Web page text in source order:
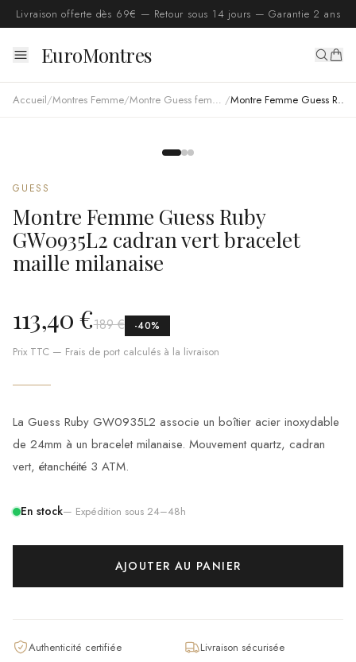
Livraison offerte dès 69€ — Retour sous 14 jours — Garantie 2 ans
EuroMontres
Accueil/Montres Femme/ Montre Guess femme / Montre Femme Guess Ruby GW0935L2 cadran vert bracelet maille milanaise
GUESS
Montre Femme Guess Ruby
GW0935L2 cadran vert bracelet
maille milanaise
113,40 €189 € -40%
Prix TTC — Frais de port calculés à la livraison
La Guess Ruby GW0935L2 associe un boîtier acier inoxydable
de 24mm à un bracelet milanaise. Mouvement quartz, cadran
vert, étanchéité 3 ATM.
En stock— Expédition sous 24–48h
AJOUTER AU PANIER
Authenticité certifiée
Livraison sécurisée